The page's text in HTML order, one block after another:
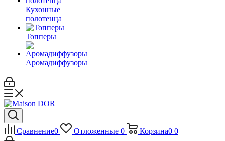
Кухонные
полотенца
Топперы
Аромадиффузоры
Сравнение0 Отложенные 0 Корзина0 0